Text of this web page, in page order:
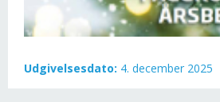
Udgivelsesdato: 4. december 2025